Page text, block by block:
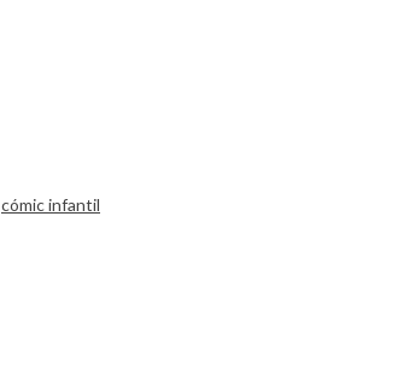
cómic infantil